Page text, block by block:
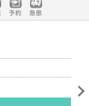
予約 急患